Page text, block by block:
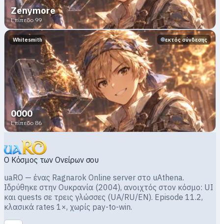
Zenymоre
Επίπεδο 99
Whitesmith εκτός σύνδεσης
0000
Επίπεδο 86
Ο Κόσμος των Ονείρων σου
uaRO — ένας Ragnarok Online server στο uAthena.
Ιδρύθηκε στην Ουκρανία (2004), ανοιχτός στον κόσμο: UI
και quests σε τρεις γλώσσες (UA/RU/EN). Episode 11.2,
κλασικά rates 1×, χωρίς pay-to-win.